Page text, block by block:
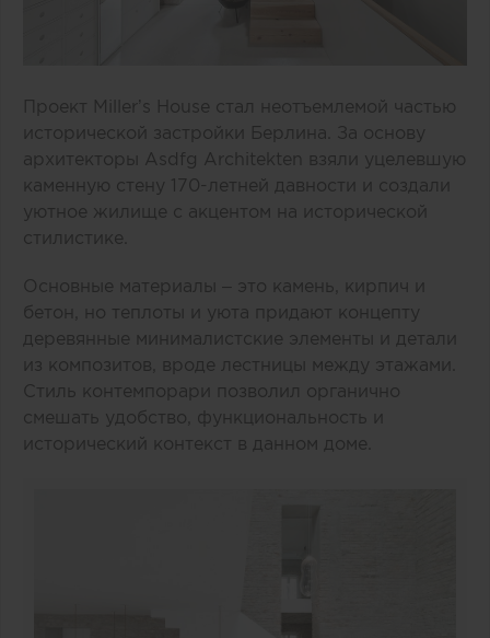
Проект Miller’s House стал неотъемлемой частью
исторической застройки Берлина. За основу
архитекторы Asdfg Architekten взяли уцелевшую
каменную стену 170-летней давности и создали
уютное жилище с акцентом на исторической
стилистике.
Основные материалы – это камень, кирпич и
бетон, но теплоты и уюта придают концепту
деревянные минималистские элементы и детали
из композитов, вроде лестницы между этажами.
Стиль контемпорари позволил органично
смешать удобство, функциональность и
исторический контекст в данном доме.